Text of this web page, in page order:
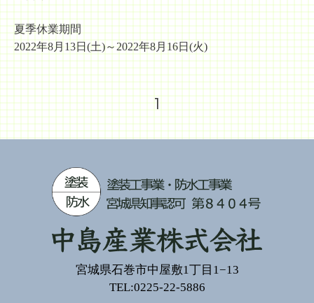
夏季休業期間
2022年8月13日(土)～2022年8月16日(火)
1
宮城県石巻市中屋敷1丁目1−13
TEL:0225-22-5886